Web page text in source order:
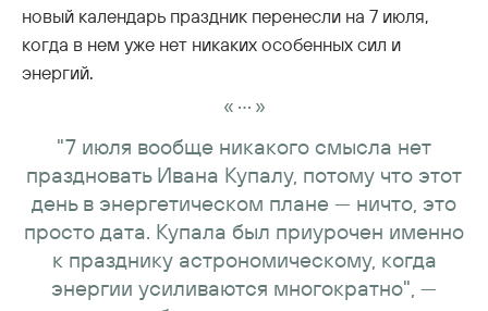
новый календарь праздник перенесли на 7 июля,
когда в нем уже нет никаких особенных сил и
энергий.
« ... »
"7 июля вообще никакого смысла нет
праздновать Ивана Купалу, потому что этот
день в энергетическом плане — ничто, это
просто дата. Купала был приурочен именно
к празднику астрономическому, когда
энергии усиливаются многократно", —